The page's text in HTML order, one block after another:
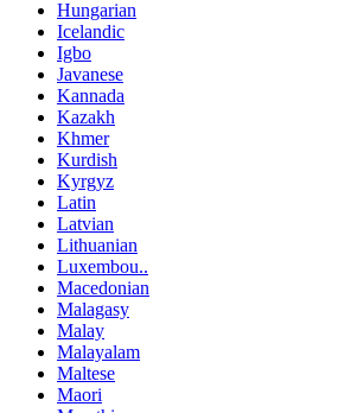
Hungarian
Icelandic
Igbo
Javanese
Kannada
Kazakh
Khmer
Kurdish
Kyrgyz
Latin
Latvian
Lithuanian
Luxembou..
Macedonian
Malagasy
Malay
Malayalam
Maltese
Maori